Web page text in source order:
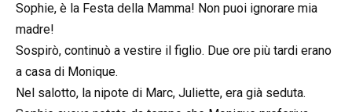
Sophie, è la Festa della Mamma! Non puoi ignorare mia
madre!
Sospirò, continuò a vestire il figlio. Due ore più tardi erano
a casa di Monique.
Nel salotto, la nipote di Marc, Juliette, era già seduta.